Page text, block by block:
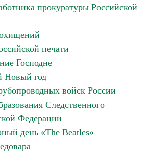
прокуратуры Российской
печати
Господне
Новый год
войск России
Следственного
Федерации
день «The Beatles»